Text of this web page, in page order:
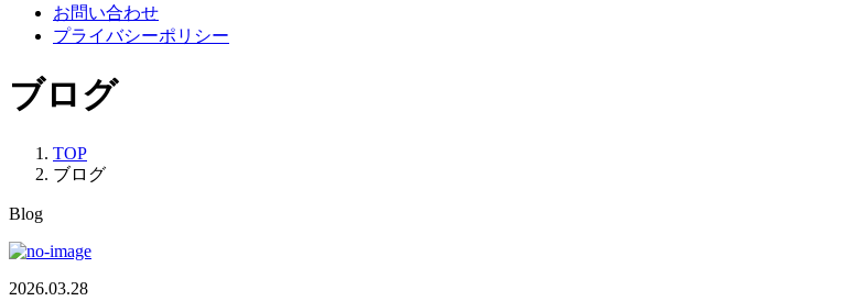
お問い合わせ
プライバシーポリシー
ブログ
TOP
ブログ
Blog
2026.03.28